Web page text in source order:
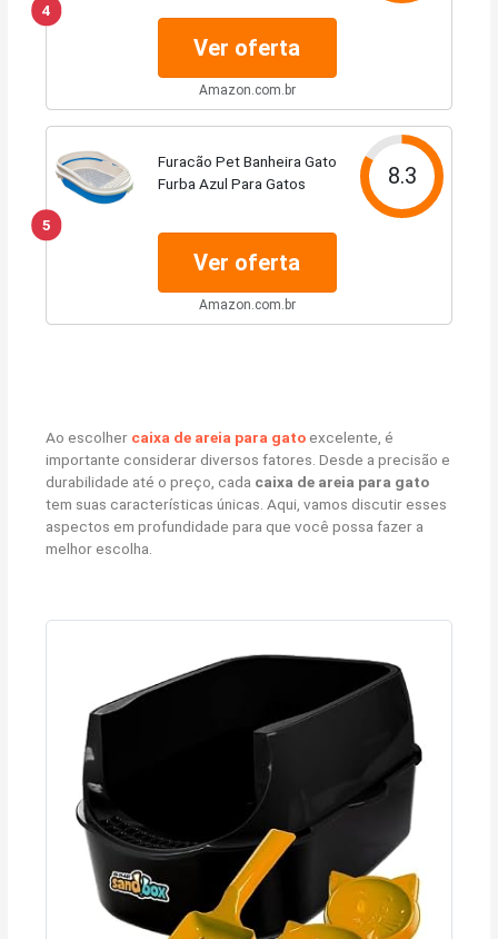
4
Ver oferta
Amazon.com.br
5
Furacão Pet Banheira Gato
Furba Azul Para Gatos
8.3
Ver oferta
Amazon.com.br
Ao escolher caixa de areia para gatoexcelente, é
importante considerar diversos fatores. Desde a precisão e
durabilidade até o preço, cada caixa de areia para gato
tem suas características únicas. Aqui, vamos discutir esses
aspectos em profundidade para que você possa fazer a
melhor escolha.